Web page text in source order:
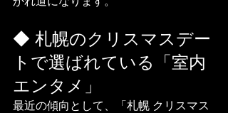
◆ 札幌のクリスマスデー
トで選ばれている「室内
エンタメ」
最近の傾向として、「札幌 クリスマス